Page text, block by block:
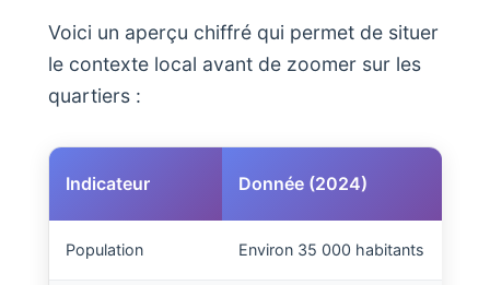
Voici un aperçu chiffré qui permet de situer
le contexte local avant de zoomer sur les
quartiers :
Indicateur Donnée (2024)
Population Environ 35 000 habitants